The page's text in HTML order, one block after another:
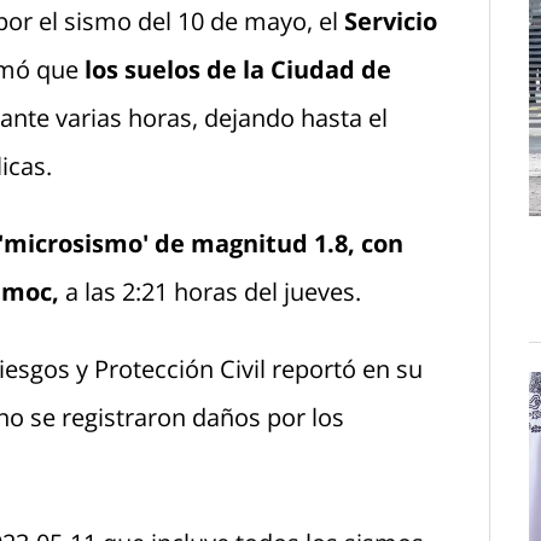
el sismo del 10 de mayo, el Servicio
que los suelos de la Ciudad de
varias horas, dejando hasta el
de magnitud 1.8, con
a las 2:21 horas del jueves.
y Protección Civil reportó en su
se registraron daños por los